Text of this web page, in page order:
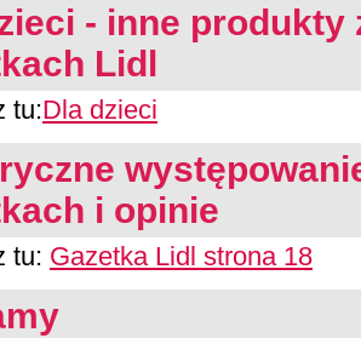
- inne produkty
Lidl
tu:Dla dzieci
i opinie
tu: Gazetka Lidl strona 18